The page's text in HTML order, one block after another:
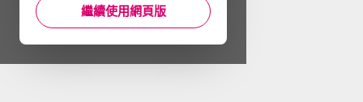
繼續使用網頁版